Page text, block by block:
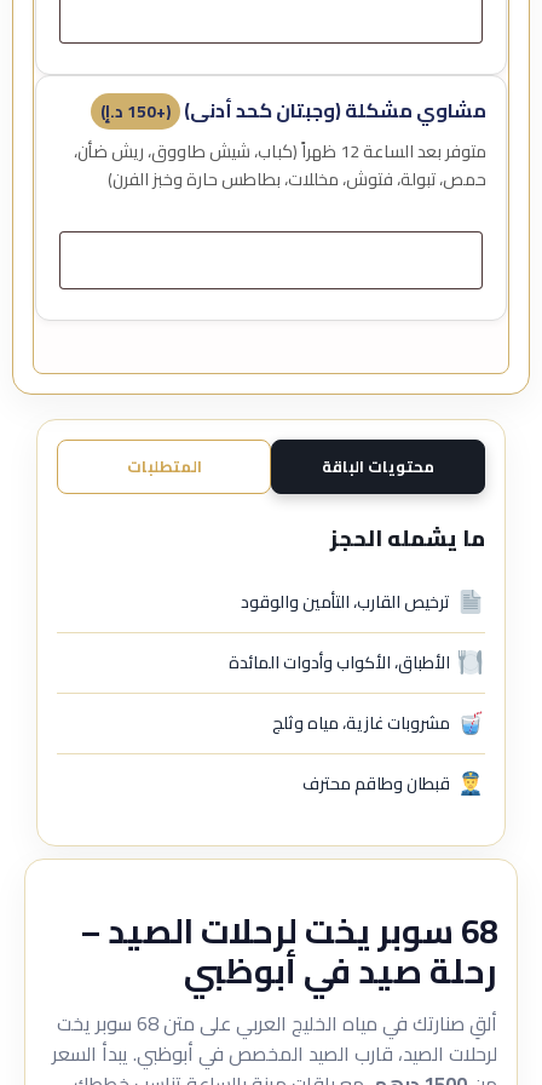
محتويات الباقة المتطلبات
ما يشمله الحجز
ترخيص القارب، التأمين والوقود
الأطباق، الأكواب وأدوات المائدة
مشروبات غازية، مياه وثلج
قبطان وطاقم محترف
68 سوبر يخت لرحلات الصيد –
رحلة صيد في أبوظبي
ألقِ صنارتك في مياه الخليج العربي على متن 68 سوبر يخت
لرحلات الصيد، قارب الصيد المخصص في أبوظبي. يبدأ السعر
مشاوي مشكلة (وجبتان كحد أدنى) (+
150د.إ)
متوفر بعد الساعة 12 ظهراً (كباب، شيش طاووق، ريش ضأن،
حمص، تبولة، فتوش، مخللات، بطاطس حارة وخبز الفرن)